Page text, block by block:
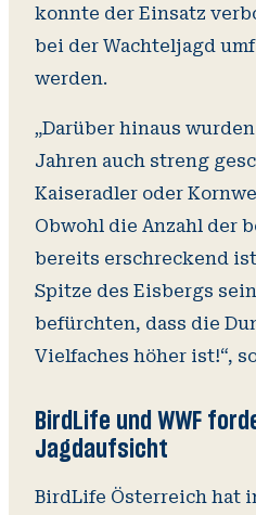
konnte der Einsatz
bei der Wachteljagd
werden.
„Darüber hinaus
Jahren auch streng
Kaiseradler oder
Obwohl die Anzahl der
bereits erschreckend
Spitze des Eisbergs
befürchten, dass die
Vielfaches höher ist!“,
BirdLife und WWF
Jagdaufsicht
BirdLife Österreich hat